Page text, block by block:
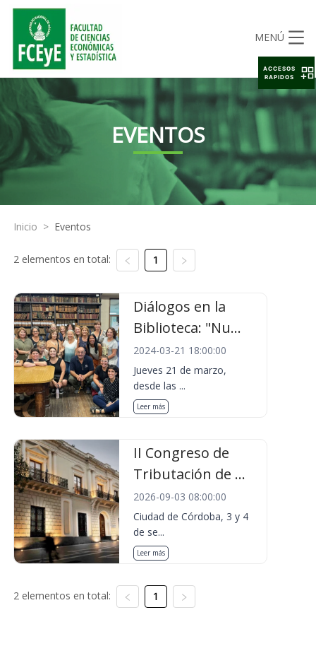
MENÚ
EVENTOS
Inicio > Eventos
2 elementos en total: 1
Diálogos en la
Biblioteca: "Nu...
2024-03-21 18:00:00
Jueves 21 de marzo,
desde las ...
Leer más
II Congreso de
Tributación de ...
2026-09-03 08:00:00
Ciudad de Córdoba, 3 y 4
de se...
Leer más
2 elementos en total: 1
ACCESOS
RAPIDOS